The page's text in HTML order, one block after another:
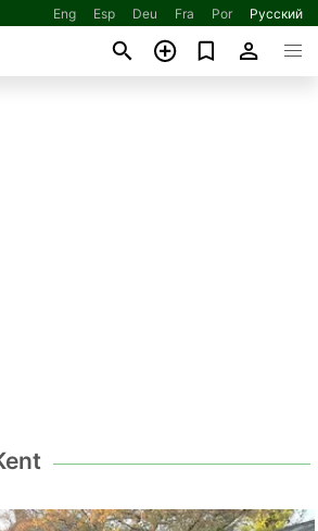
Eng Esp Deu Fra Por Русский